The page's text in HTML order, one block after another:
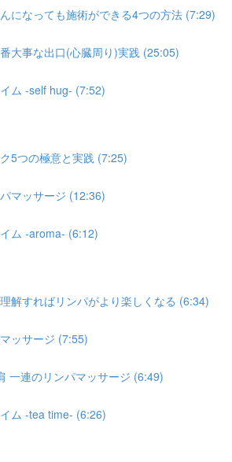
になっても施術ができる4つの方法 (7:29)
大事な出口(心臓周り)実践 (25:05)
ム -self hug- (7:52)
5つの極意と実践 (7:25)
マッサージ (12:36)
ム -aroma- (6:12)
解すればリンパがより楽しくなる (6:34)
ッサージ (7:55)
一連のリンパマッサージ (6:49)
ム -tea time- (6:26)